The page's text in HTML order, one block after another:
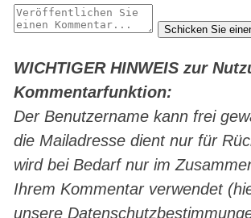
WICHTIGER HINWEIS zur
Kommentarfunktion:
Der Benutzername kann frei
die Mailadresse dient nur für
wird bei Bedarf nur im
Ihrem Kommentar verwendet
unsere